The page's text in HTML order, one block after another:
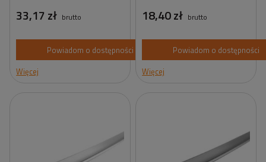
33,17 zł brutto
Powiadom o dostępności
Więcej
18,40 zł brutto
Powiadom o dostępności
Więcej